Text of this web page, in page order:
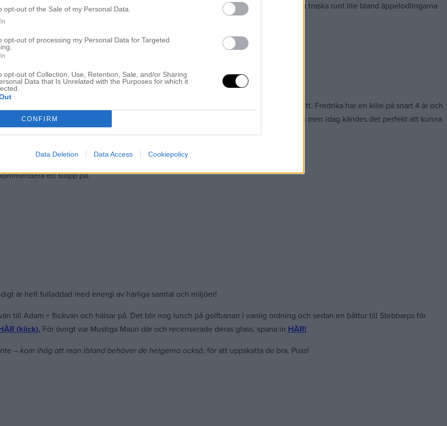
opt-out of the Sale of my Personal Data.
opt-out of processing my Personal Data for Targeted
opt-out of Collection, Use, Retention, Sale, and/or Sharing
Data that Is Unrelated with the Purposes for which it
CONFIRM
Data Deletion Data Access Cookiepolicy
jag ätit på länge. Var såklart tvungen att dricka deras egna äppelmust till och sedan traska runt lite bland äppelodlingarna
Jag hade Stella med mig för att Adam spelade golftävling men dom körde barnfritt. Fredrika har en kille på snart 4 år och
Förra veckan sågs vi hela gänget + papporna och det var så mysigt med lite tjo och tjim men idag kändes det perfekt att kunna
ett stopp på.
är helt fulladdad med energi av härliga samtal och miljöer!
till Adam + flickvän och hälsar på. Det blir nog lunch på golfbanan i vanlig ordning och sedan en båttur till Stebbarps för
(klick). För övrigt var Mustiga Mauri där och recenserade deras glass, spana in HÄR!
– kom ihåg att man ibland behöver de helgerna också, för att uppskatta de bra. Puss!